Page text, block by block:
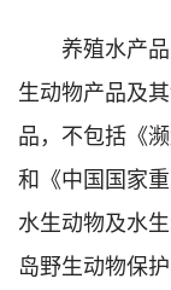
养殖水产
生动物产品及
品，不包括《
和《中国国家
水生动物及水
岛野生动物保